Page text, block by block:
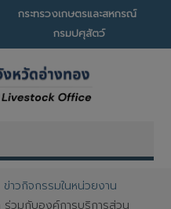
กระทรวงเกษตรและสหกรณ์
กรมปศุสัตว์
ข่าวกิจกรรมในหน่วยงาน